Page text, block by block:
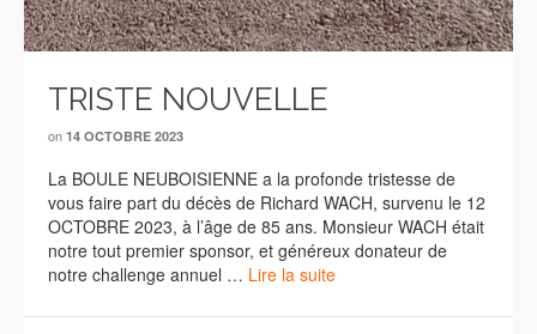
TRISTE NOUVELLE
on 14 OCTOBRE 2023
La BOULE NEUBOISIENNE a la profonde tristesse de
vous faire part du décès de Richard WACH, survenu le 12
OCTOBRE 2023, à l’âge de 85 ans. Monsieur WACH était
notre tout premier sponsor, et généreux donateur de
notre challenge annuel … Lire la suite